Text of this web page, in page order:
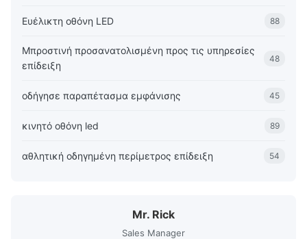
Ευέλικτη οθόνη LED 88
Μπροστινή προσανατολισμένη προς τις υπηρεσίες
επίδειξη
48
οδήγησε παραπέτασμα εμφάνισης 45
κινητό οθόνη led 89
αθλητική οδηγημένη περίμετρος επίδειξη 54
Mr. Rick
Sales Manager